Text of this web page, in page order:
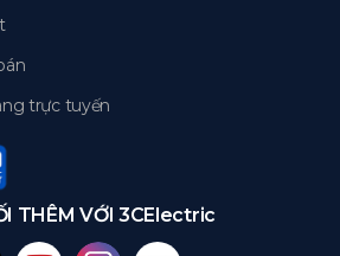
trực tuyến
THÊM VỚI 3CElectric